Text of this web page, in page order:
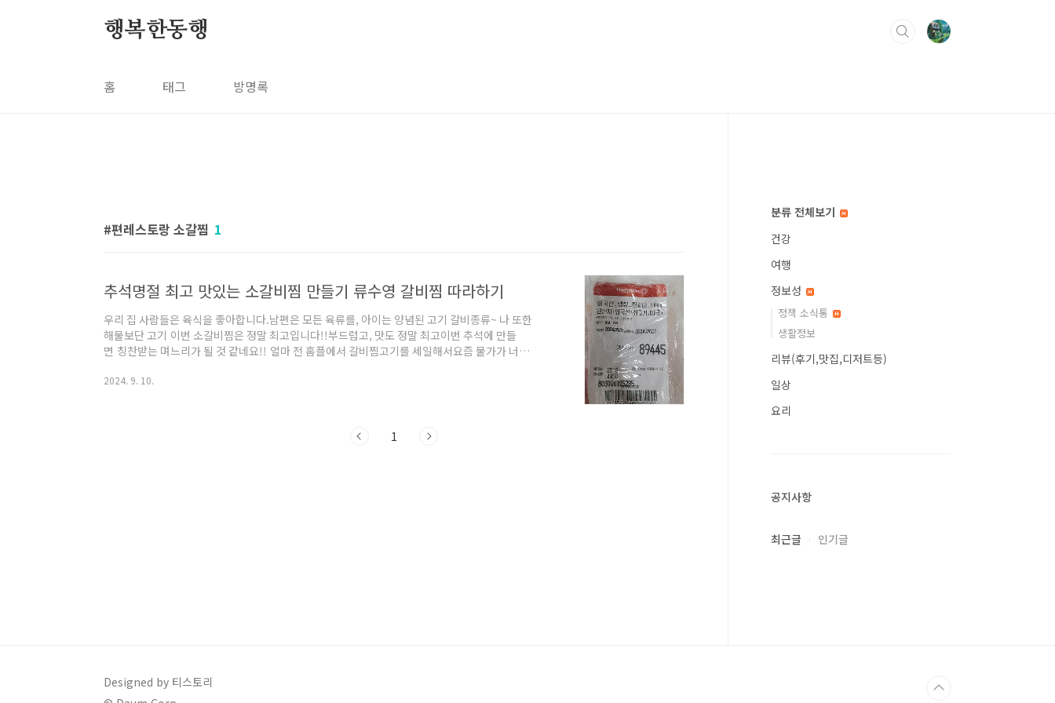
행복한동행
홈 태그 방명록
편레스토랑 소갈찜 1
추석명절 최고 맛있는 소갈비찜 만들기 류수영 갈비찜 따라하기
우리 집 사람들은 육식을 좋아합니다.남편은 모든 육류를, 아이는 양념된 고기 갈비종류~ 나 또한
해물보단 고기 이번 소갈비찜은 정말 최고입니다!!부드럽고, 맛도 정말 최고이번 추석에 만들
면 칭찬받는 며느리가 될 것 같네요!! 얼마 전 홈플에서 갈비찜고기를 세일해서요즘 물가가 너무
입했어요소갈비찜을 할때마다 많은 레시피를찾아보는데이번 류수영님의 소갈비찜은 진짜 간편하
있다고 해서 핏물을 빼다가 급하게 설탕을 넣어서시간을 단축시켰..
2024. 9. 10.
1
분류 전체보기
건강
여행
정보성
정책 소식통
생활정보
리뷰(후기,맛집,디저트등)
일상
요리
공지사항
최근글 인기글
Designed by 티스토리